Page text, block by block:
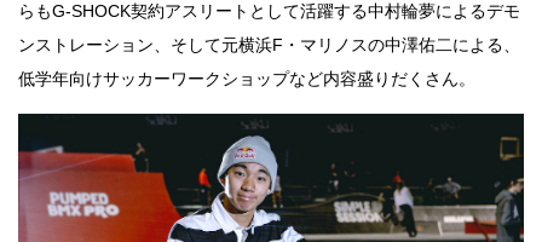
らもG-SHOCK契約アスリートとして活躍する中村輪夢によるデモ
ンストレーション、そして元横浜F・マリノスの中澤佑二による、
低学年向けサッカーワークショップなど内容盛りだくさん。